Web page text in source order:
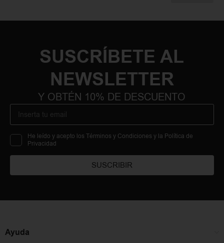
SUSCRÍBETE AL
NEWSLETTER
Y OBTÉN 10% DE DESCUENTO
He leído y acepto los Términos y Condiciones y la Política de
Privacidad
SUSCRIBIR
Ayuda